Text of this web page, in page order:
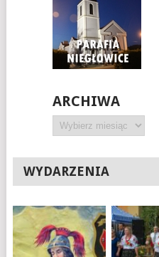
ARCHIWA
Archiwa
WYDARZENIA